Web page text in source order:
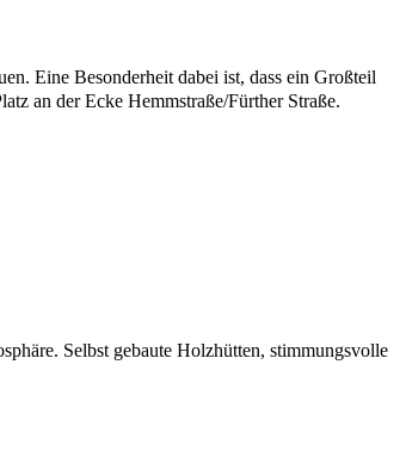
Eine Besonderheit dabei ist, dass ein Großteil
an der Ecke Hemmstraße/Fürther Straße.
Selbst gebaute Holzhütten, stimmungsvolle